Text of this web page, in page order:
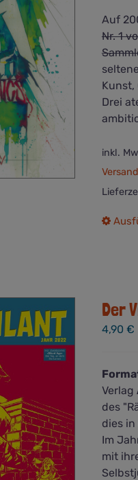
Auf
Nr. 1
Kunst,
Drei
inkl.
Der
4,90 €
Verlag
des
dies
Im
mit